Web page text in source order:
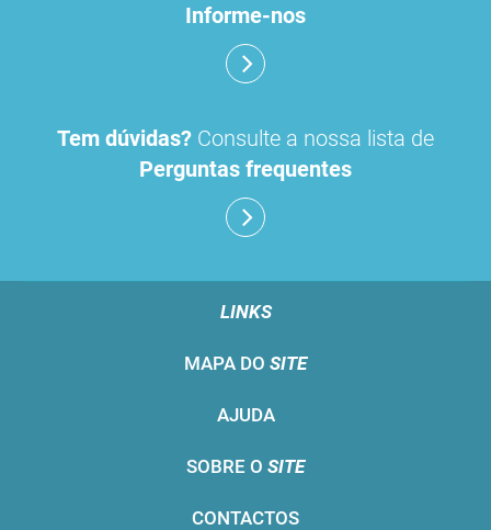
Informe-nos
Tem dúvidas? Consulte a nossa lista de
Perguntas frequentes
LINKS
MAPA DO SITE
AJUDA
SOBRE O SITE
CONTACTOS